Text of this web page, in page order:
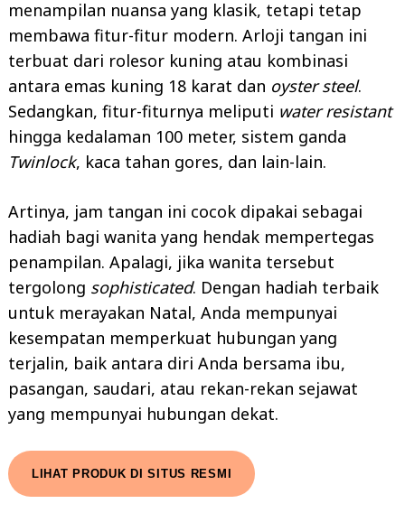
menampilan nuansa yang klasik, tetapi tetap
membawa fitur-fitur modern. Arloji tangan ini
terbuat dari rolesor kuning atau kombinasi
antara emas kuning 18 karat dan oyster steel.
Sedangkan, fitur-fiturnya meliputi water resistant
hingga kedalaman 100 meter, sistem ganda
Twinlock, kaca tahan gores, dan lain-lain.
Artinya, jam tangan ini cocok dipakai sebagai
hadiah bagi wanita yang hendak mempertegas
penampilan. Apalagi, jika wanita tersebut
tergolong sophisticated. Dengan hadiah terbaik
untuk merayakan Natal, Anda mempunyai
kesempatan memperkuat hubungan yang
terjalin, baik antara diri Anda bersama ibu,
pasangan, saudari, atau rekan-rekan sejawat
yang mempunyai hubungan dekat.
LIHAT PRODUK DI SITUS RESMI